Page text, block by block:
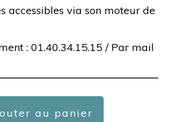
accessibles via son moteur de
: 01.40.34.15.15 / Par mail
au panier